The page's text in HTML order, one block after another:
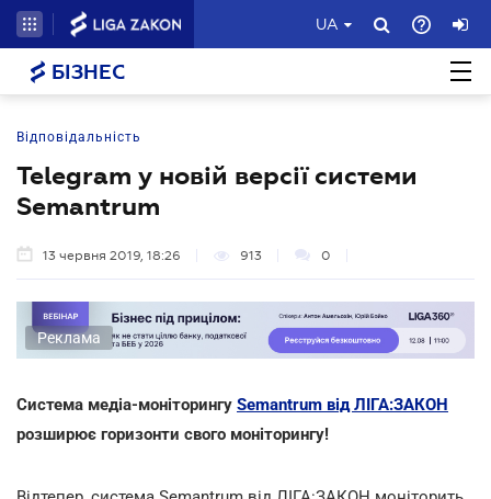
UA
БІЗНЕС
Відповідальність
Telegram у новій версії системи
Semantrum
13 червня 2019, 18:26 913 0
Реклама
Система медіа-моніторингу Semantrum від ЛІГА:ЗАКОН
розширює горизонти свого моніторингу!